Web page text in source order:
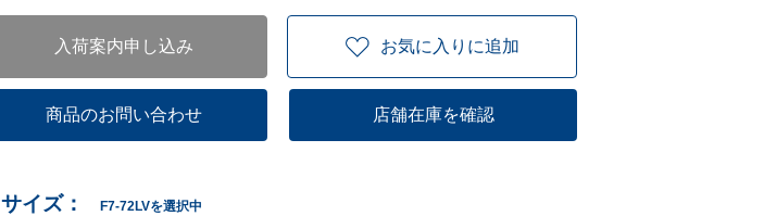
入荷案内申し込み お気に入りに追加
商品のお問い合わせ 店舗在庫を確認
サイズ： F7-72LVを選択中